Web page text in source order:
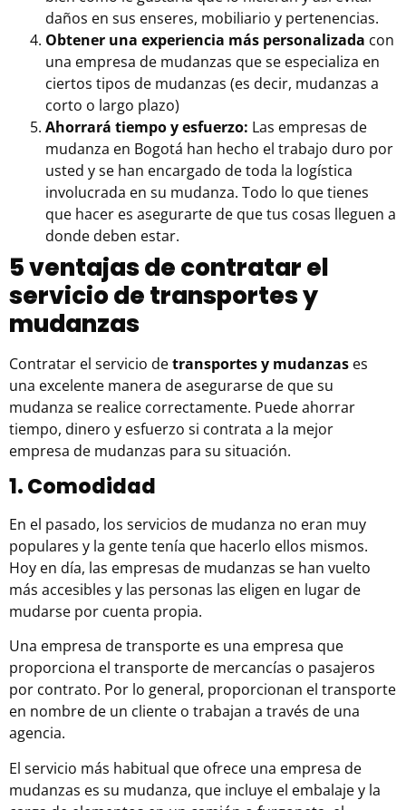
daños en sus enseres, mobiliario y pertenencias.
Obtener una experiencia más personalizada con
una empresa de mudanzas que se especializa en
ciertos tipos de mudanzas (es decir, mudanzas a
corto o largo plazo)
Ahorrará tiempo y esfuerzo: Las empresas de
mudanza en Bogotá han hecho el trabajo duro por
usted y se han encargado de toda la logística
involucrada en su mudanza. Todo lo que tienes
que hacer es asegurarte de que tus cosas lleguen a
donde deben estar.
5 ventajas de contratar el
servicio de transportes y
mudanzas
Contratar el servicio detransportes y mudanzas es
una excelente manera de asegurarse de que su
mudanza se realice correctamente. Puede ahorrar
tiempo, dinero y esfuerzo si contrata a la mejor
empresa de mudanzas para su situación.
1. Comodidad
En el pasado, los servicios de mudanza no eran muy
populares y la gente tenía que hacerlo ellos mismos.
Hoy en día, las empresas de mudanzas se han vuelto
más accesibles y las personas las eligen en lugar de
mudarse por cuenta propia.
Una empresa de transporte es una empresa que
proporciona el transporte de mercancías o pasajeros
por contrato. Por lo general, proporcionan el transporte
en nombre de un cliente o trabajan a través de una
agencia.
El servicio más habitual que ofrece una empresa de
mudanzas es su mudanza, que incluye el embalaje y la